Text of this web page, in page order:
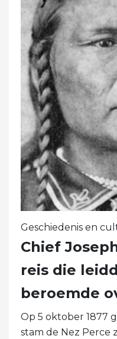
Geschiedenis en
Chief
reis die
beroemde
Op 5 oktober 1877
stam de Nez Perce